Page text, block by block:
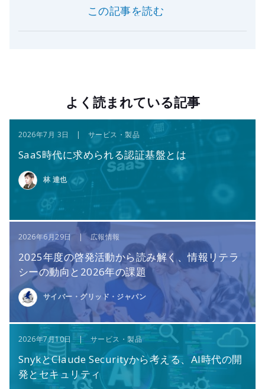
この記事を読む
よく読まれている記事
2026年7月 3日 | サービス・製品
SaaS時代に求められる認証基盤とは
林 達也
2026年6月29日 | 広報情報
2025年度の啓発活動から読み解く、情報リテラ
シーの動向と2026年の課題
サイバー・グリッド・ジャパン
2026年7月10日 | サービス・製品
SnykとClaude Securityから考える、AI時代の開
発とセキュリティ